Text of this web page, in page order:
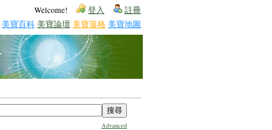
Welcome! 登入 註冊
美寶百科 美寶論壇 美寶落格 美寶地圖
Advanced